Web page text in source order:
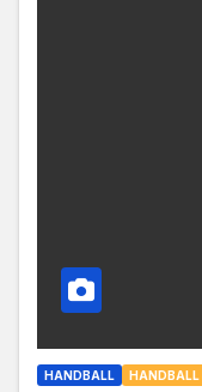
HANDBALL HANDBALL